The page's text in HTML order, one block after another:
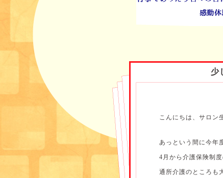
少
こんにちは、サロン
あっという間に今年
4月から介護保険制
通所介護のところも